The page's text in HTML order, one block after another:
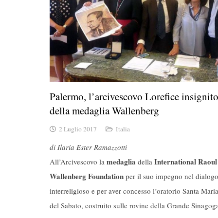
Palermo, l’arcivescovo Lorefice insignito
della medaglia Wallenberg
2 Luglio 2017 Italia
di Ilaria Ester Ramazzotti
All’Arcivescovo la medaglia della International Raoul
Wallenberg Foundation per il suo impegno nel dialogo
interreligioso e per aver concesso l’oratorio Santa Maria
del Sabato, costruito sulle rovine della Grande